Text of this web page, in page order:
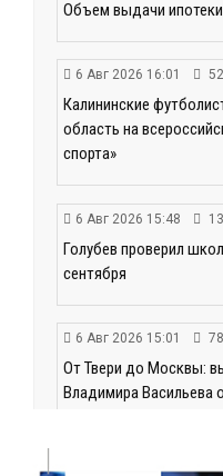
Объем выдачи
6 Авг 2026 16:01 52
Калининские
область на
спорта»
6 Авг 2026 15:48
Голубев проверил
сентября
6 Авг 2026 15:01 78
От Твери до Москвы:
Владимира Васильева